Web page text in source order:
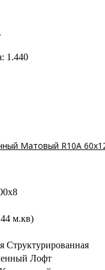
1.440
Матовый R10A
м.кв)
Структурированная
Лофт